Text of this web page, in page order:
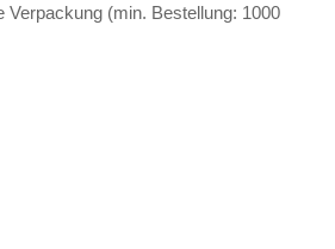
(min. Bestellung: 1000